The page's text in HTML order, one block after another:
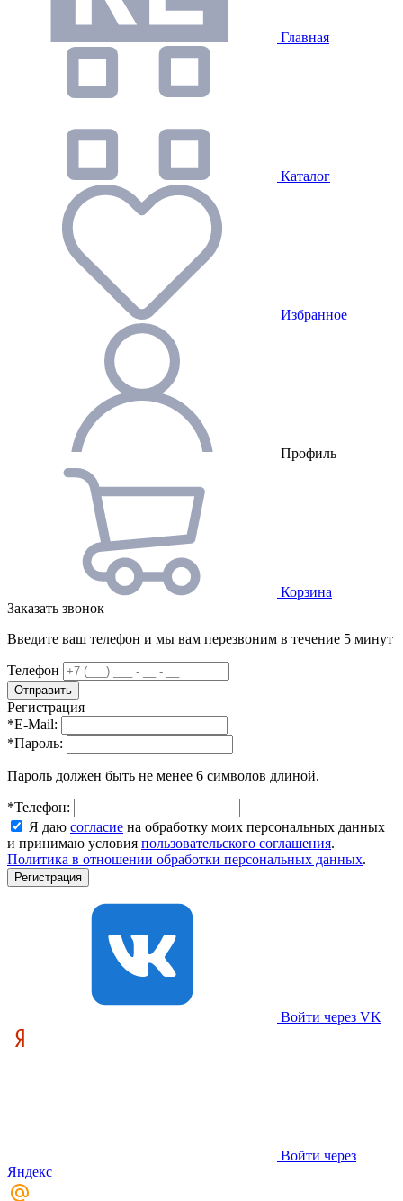
Главная
Каталог
Избранное
Профиль
Корзина
Заказать звонок
Введите ваш телефон и мы вам перезвоним в течение 5 минут
Телефон
Регистрация
*E-Mail:
*Пароль:
Пароль должен быть не менее 6 символов длиной.
*Телефон:
Я даю согласие на обработку моих персональных данных
и принимаю условия пользовательского соглашения.
Политика в отношении обработки персональных данных.
Войти через VK
Войти через
Яндекс